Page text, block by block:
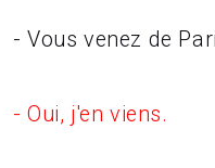
- Vous venez de
- Oui, j'en viens.